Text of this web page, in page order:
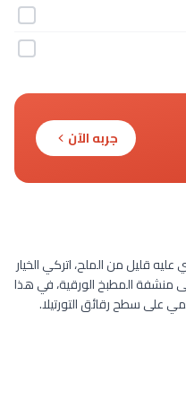
جربه الآن
قليل من الملح، اتركي الخيار
على منشفة المطبخ الورقية، في هذا
على سطح رقائق التورتيلا.